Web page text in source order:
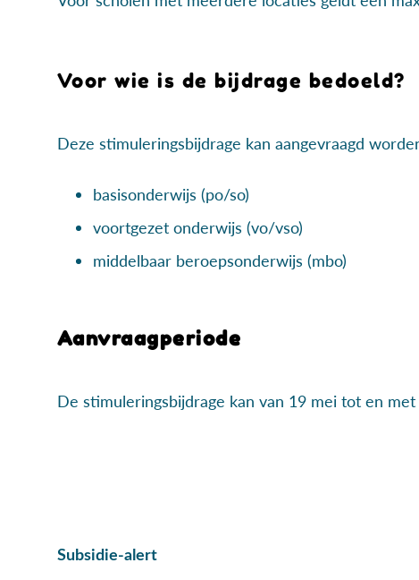
Voor wie is de bijdrage bedoeld?
Deze stimuleringsbijdrage kan aangevraagd
basisonderwijs (po/so)
voortgezet onderwijs (vo/vso)
middelbaar beroepsonderwijs (mbo)
Aanvraagperiode
De stimuleringsbijdrage kan van 19 mei tot en
Subsidie-alert